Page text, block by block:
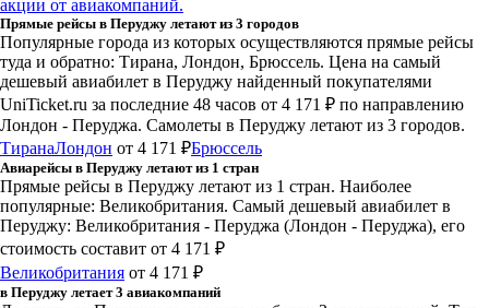
акции от авиакомпаний.
Прямые рейсы в Перуджу летают из 3 городов
Популярные города из которых осуществляются прямые рейсы
туда и обратно: Тирана, Лондон, Брюссель. Цена на самый
дешевый авиабилет в Перуджу найденный покупателями
UniTicket.ru за последние 48 часов от 4 171 ₽ по направлению
Лондон - Перуджа. Самолеты в Перуджу летают из 3 городов.
ТиранаЛондон от 4 171 ₽Брюссель
Авиарейсы в Перуджу летают из 1 стран
Прямые рейсы в Перуджу летают из 1 стран. Наиболее
популярные: Великобритания. Самый дешевый авиабилет в
Перуджу: Великобритания - Перуджа (Лондон - Перуджа), его
стоимость составит от 4 171 ₽
Великобритания от 4 171 ₽
в Перуджу летает 3 авиакомпаний